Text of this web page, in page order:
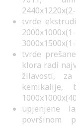
tvrde
tvrde
klora radi
žilavosti,
kemikalije,
upjenjene
površinom